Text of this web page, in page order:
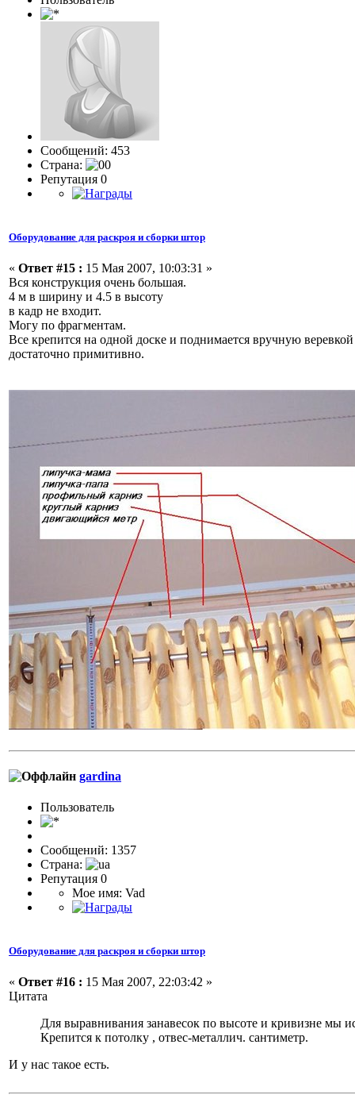
Сообщений: 453
Страна:
Репутация 0
Оборудование для раскроя и сборки штор
« Ответ #15 : 15 Мая 2007, 10:03:31 »
Вся конструкция очень большая.
4 м в ширину и 4.5 в высоту
в кадр не входит.
Могу по фрагментам.
Все крепится на одной доске и поднимается вручную веревкой
достаточно примитивно.
gardina
Пользовaтeль
Сообщений: 1357
Страна:
Репутация 0
Мое имя: Vad
Оборудование для раскроя и сборки штор
« Ответ #16 : 15 Мая 2007, 22:03:42 »
Цитата
Для выравнивания занавесок по высоте и кривизне мы
Крепится к потолку , отвес-металлич. сантиметр.
И у нас такое есть.